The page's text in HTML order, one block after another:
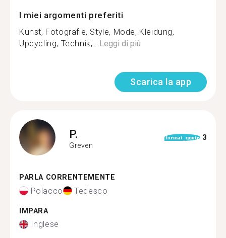
I miei argomenti preferiti
Kunst, Fotografie, Style, Mode, Kleidung,
Upcycling, Technik,...Leggi di più
Scarica la app
P.
Greven
format_quote 3
PARLA CORRENTEMENTE
Polacco Tedesco
IMPARA
Inglese